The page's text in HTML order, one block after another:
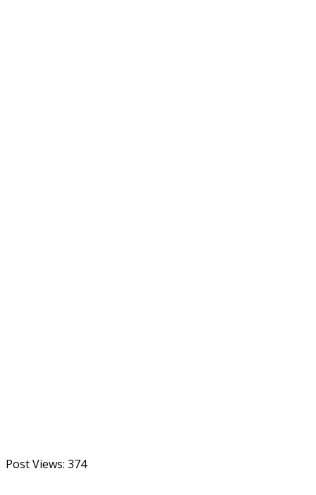
Post Views: 374